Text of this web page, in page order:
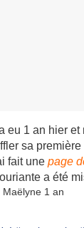
eu 1 an hier et
sa
fait une page
a été